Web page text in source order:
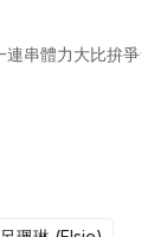
串體力大比